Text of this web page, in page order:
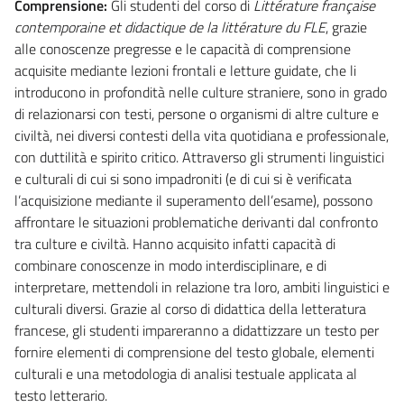
Comprensione: Gli studenti del corso di Littérature française
contemporaine et didactique de la littérature du FLE, grazie
alle conoscenze pregresse e le capacità di comprensione
acquisite mediante lezioni frontali e letture guidate, che li
introducono in profondità nelle culture straniere, sono in grado
di relazionarsi con testi, persone o organismi di altre culture e
civiltà, nei diversi contesti della vita quotidiana e professionale,
con duttilità e spirito critico. Attraverso gli strumenti linguistici
e culturali di cui si sono impadroniti (e di cui si è verificata
l’acquisizione mediante il superamento dell’esame), possono
affrontare le situazioni problematiche derivanti dal confronto
tra culture e civiltà. Hanno acquisito infatti capacità di
combinare conoscenze in modo interdisciplinare, e di
interpretare, mettendoli in relazione tra loro, ambiti linguistici e
culturali diversi. Grazie al corso di didattica della letteratura
francese, gli studenti impareranno a didattizzare un testo per
fornire elementi di comprensione del testo globale, elementi
culturali e una metodologia di analisi testuale applicata al
testo letterario.